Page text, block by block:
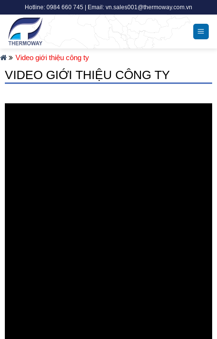
content
Hotline: 0984 660 745 | Email: vn.sales001@thermoway.com.vn
Video giới thiệu công ty
VIDEO GIỚI THIỆU CÔNG TY